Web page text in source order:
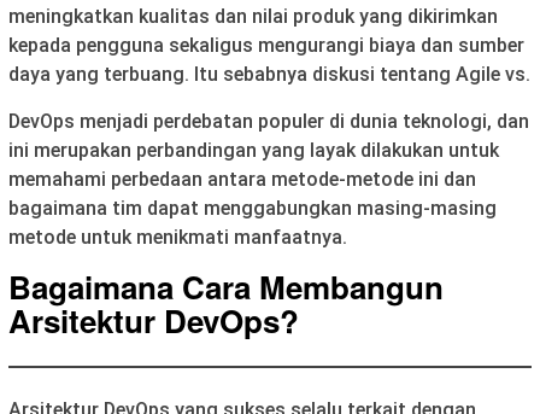
meningkatkan kualitas dan nilai produk yang dikirimkan
kepada pengguna sekaligus mengurangi biaya dan sumber
daya yang terbuang. Itu sebabnya diskusi tentang Agile vs.
DevOps menjadi perdebatan populer di dunia teknologi, dan
ini merupakan perbandingan yang layak dilakukan untuk
memahami perbedaan antara metode-metode ini dan
bagaimana tim dapat menggabungkan masing-masing
metode untuk menikmati manfaatnya.
Bagaimana Cara Membangun
Arsitektur DevOps?
Arsitektur DevOps yang sukses selalu terkait dengan